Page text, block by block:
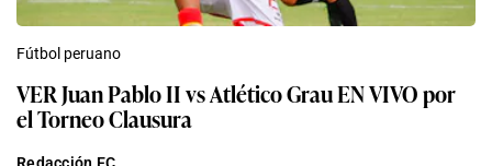
Fútbol peruano
VER Juan Pablo II vs Atlético Grau EN VIVO por
el Torneo Clausura